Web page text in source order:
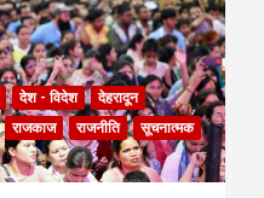
देश - विदेश
देहरादून
राजकाज राजनीति
सूचनात्मक